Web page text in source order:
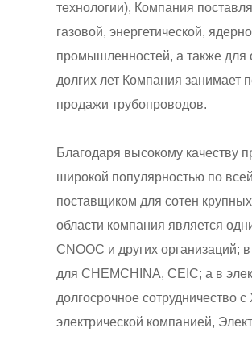
технологии), Компания
газовой, энергетической,
промышленностей, а также для
долгих лет Компания занимает
продажи трубопроводов.
Благодаря высокому качеству
широкой популярностью по
поставщиком для сотен
области компания является
CNOOC и других организаций;
для CHEMCHINA, CEIC; а в
долгосрочное сотрудничество
электрической компанией,